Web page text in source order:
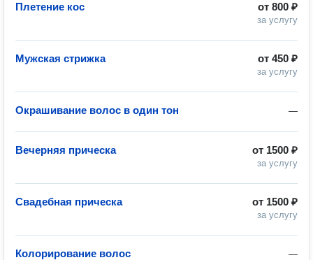
от 800 ₽
за услугу
Плетение кос
от 450 ₽
за услугу
Мужская стрижка
—
Окрашивание волос в один тон
от 1500 ₽
за услугу
Вечерняя прическа
от 1500 ₽
за услугу
Свадебная прическа
—
Колорирование волос